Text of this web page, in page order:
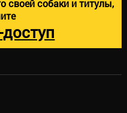
своей собаки и титулы,